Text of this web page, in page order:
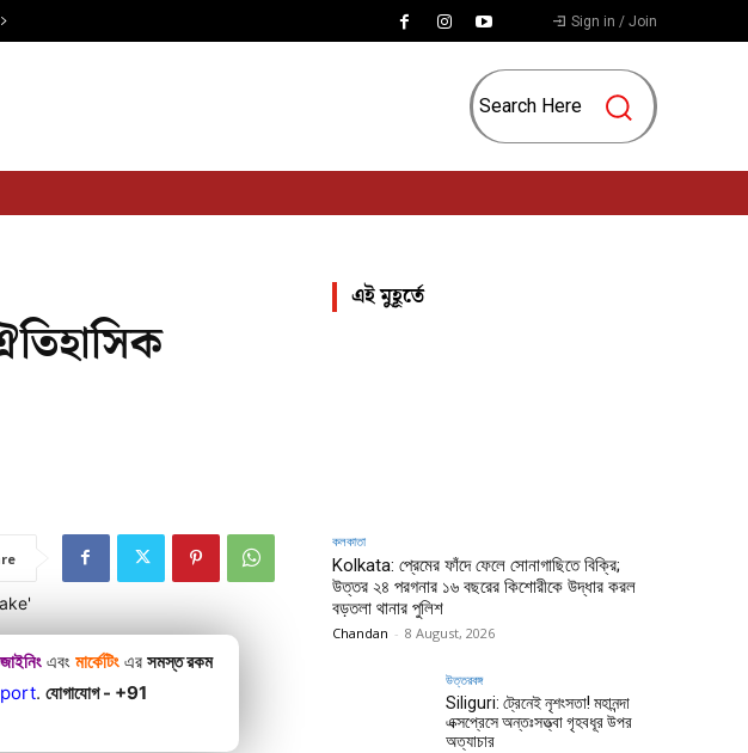
Sign in / Join
Search Here
এবংমার্কেটিং এরসমস্ত রকম
.যোগাযোগ - +91
এই মুহূর্তে
কলকাতা
Kolkata: প্রেমের ফাঁদে ফেলে সোনাগাছিতে বিক্রি;
উত্তর ২৪ পরগনার ১৬ বছরের কিশোরীকে উদ্ধার করল
বড়তলা থানার পুলিশ
Chandan - 8 August, 2026
উত্তরবঙ্গ
Siliguri: ট্রেনেই নৃশংসতা! মহানন্দা
এক্সপ্রেসে অন্তঃসত্ত্বা গৃহবধূর উপর
অত্যাচার